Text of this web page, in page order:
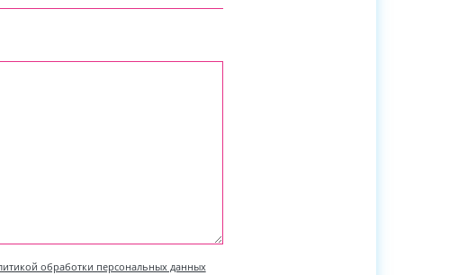
обработки персональных данных